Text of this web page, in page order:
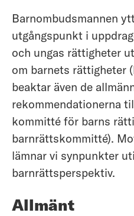
Barnombudsmannen
utgångspunkt i
och ungas rättigheter
om barnets rättigheter
beaktar även de
rekommendationerna
kommitté för barns
barnrättskommitté).
lämnar vi synpunkter
barnrättsperspektiv.
Allmänt